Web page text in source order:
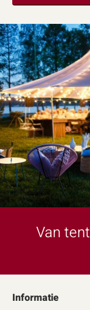
Van
Informatie